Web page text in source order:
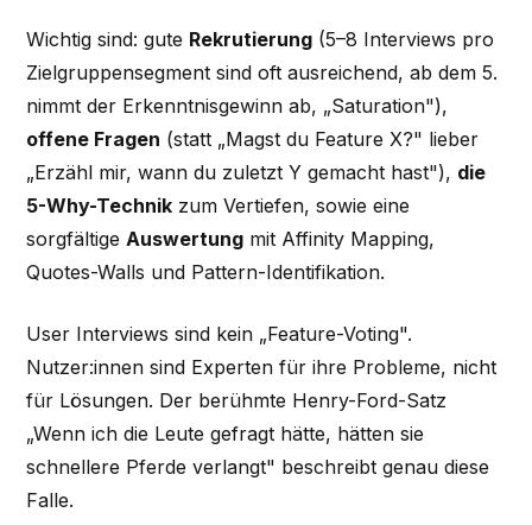
Wichtig sind: gute Rekrutierung (5–8 Interviews pro
Zielgruppensegment sind oft ausreichend, ab dem 5.
nimmt der Erkenntnisgewinn ab, „Saturation"),
offene Fragen (statt „Magst du Feature X?" lieber
„Erzähl mir, wann du zuletzt Y gemacht hast"), die
5-Why-Technik zum Vertiefen, sowie eine
sorgfältigeAuswertung mit Affinity Mapping,
Quotes-Walls und Pattern-Identifikation.
User Interviews sind kein „Feature-Voting".
Nutzer:innen sind Experten für ihre Probleme, nicht
für Lösungen. Der berühmte Henry-Ford-Satz
„Wenn ich die Leute gefragt hätte, hätten sie
schnellere Pferde verlangt" beschreibt genau diese
Falle.